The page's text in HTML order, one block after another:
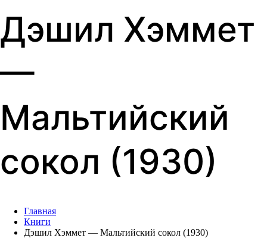
Дэшил Хэммет
—
Мальтийский
сокол (1930)
Главная
Книги
Дэшил Хэммет — Мальтийский сокол (1930)